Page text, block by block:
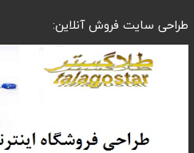
طراحی سایت فروش آنلاین: